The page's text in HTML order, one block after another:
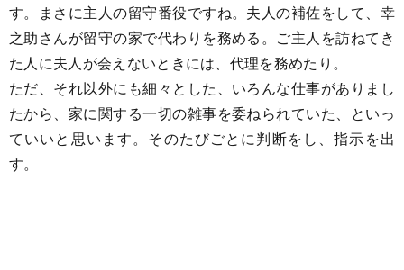
す。まさに主人の留守番役ですね。夫人の補佐をして、幸
之助さんが留守の家で代わりを務める。ご主人を訪ねてき
た人に夫人が会えないときには、代理を務めたり。
ただ、それ以外にも細々とした、いろんな仕事がありまし
たから、家に関する一切の雑事を委ねられていた、といっ
ていいと思います。そのたびごとに判断をし、指示を出
す。